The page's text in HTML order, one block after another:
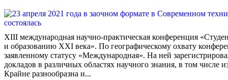
XIII международная научно-практическая конференция
и образованию XXI века». По географическому охвату
заявленному статусу «Международная». На ней
докладов в различных областях научного знания, в том числе
Крайне разнообразна и...